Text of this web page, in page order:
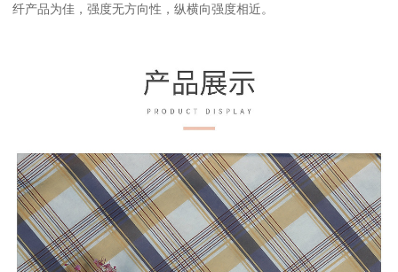
纤产品为佳，强度无方向性，纵横向强度相近。